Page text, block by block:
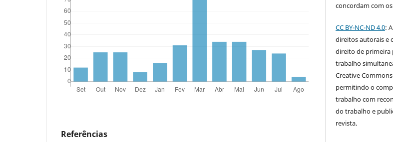
Referências
concordam com
CC BY-NC-ND 4.0:
direitos autorais e
direito de primeira
trabalho
Creative
permitindo o
trabalho com
do trabalho e
revista.